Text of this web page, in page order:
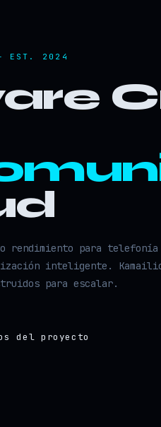
— EST. 2024
rendimiento para
inteligente.
para escalar.
del proyecto